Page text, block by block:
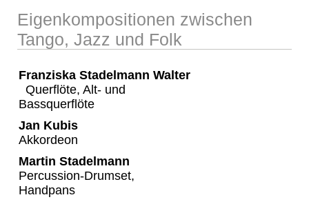
Eigenkompositionen zwischen
Tango, Jazz und Folk
Franziska Stadelmann Walter
Querflöte, Alt- und
Bassquerflöte
Jan Kubis
Akkordeon
Martin Stadelmann
Percussion-Drumset,
Handpans